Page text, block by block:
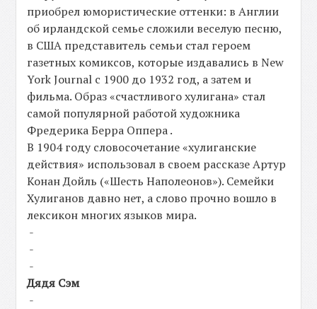
приобрел юмористические оттенки: в Англии
об ирландской семье сложили веселую песню,
в США представитель семьи стал героем
газетных комиксов, которые издавались в New
York Journal с 1900 до 1932 год, а затем и
фильма. Образ «счастливого хулигана» стал
самой популярной работой художника
Фредерика Берра Оппера .
В 1904 году словосочетание «хулиганские
действия» использовал в своем рассказе Артур
Конан Дойль («Шесть Наполеонов»). Семейки
Хулиганов давно нет, а слово прочно вошло в
лексикон многих языков мира.
-
-
-
Дядя Сэм
-